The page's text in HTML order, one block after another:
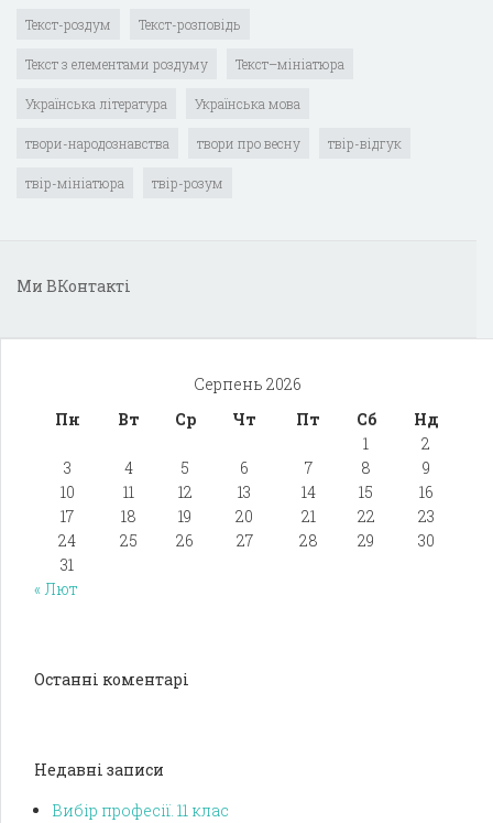
Текст-роздум Текст-розповідь
Текст з елементами роздуму Текст–мініатюра
Українська література Українська мова
твори-народознавства твори про весну твір-відгук
твір-мініатюра твір-розум
Ми ВКонтакті
Серпень 2026
Пн
Вт Ср Чт Пт Сб
Нд
1
2
3
4 5 6 7 8
9
10
11 12 13 14 15
16
17
18 19 20 21 22
23
24
25 26 27 28 29
30
31
« Лют
Останні коментарі
Недавні записи
Вибір професії. 11 клас